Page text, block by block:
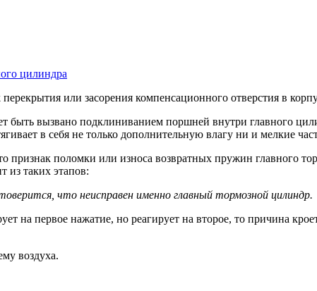
цилиндра
или засорения компенсационного отверстия в
быть вызвано подклиниванием поршней внутри главного
в себя не только дополнительную влагу ни и мелкие
признак поломки или износа возвратных пружин главного
из таких этапов:
что неисправен именно главный тормозной цилиндр.
на первое нажатие, но реагирует на второе, то причина
воздуха.